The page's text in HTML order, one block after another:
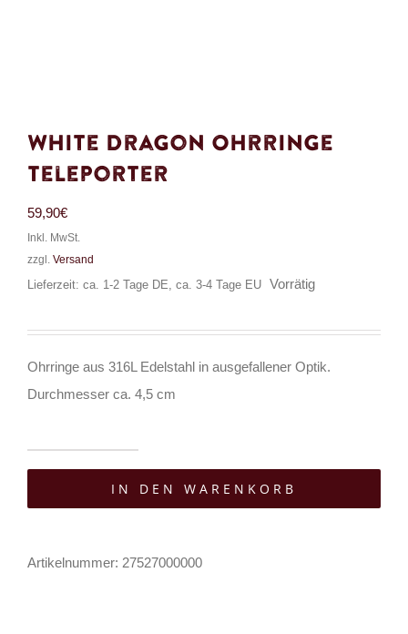
White Dragon Ohrringe
Teleporter
59,90€
Inkl. MwSt.
zzgl. Versand
Lieferzeit: ca. 1-2 Tage DE, ca. 3-4 Tage EU
Vorrätig
Ohrringe aus 316L Edelstahl in ausgefallener Optik.
Durchmesser ca. 4,5 cm
Dragon
Menge
IN DEN WARENKORB
Artikelnummer: 27527000000